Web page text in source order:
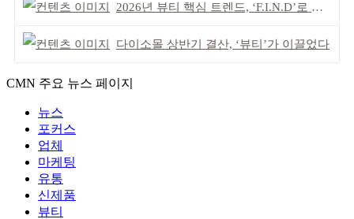
2026년 뷰티 핵심 트렌드, ‘F.I.N.D’로 읽는다
다이소몰 상반기 결산, ‘뷰티’가 이끌었다
CMN 주요 뉴스 페이지
뉴스
포커스
업체
마케팅
유통
신제품
뷰티